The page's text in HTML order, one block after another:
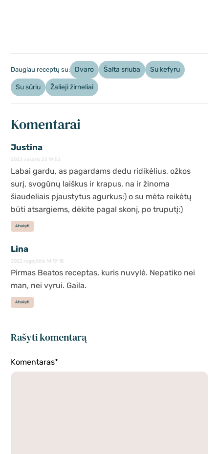
Daugiau receptų su: Dvaro Šalta sriuba Su kefyru
Su sūriu Žalieji žirneliai
Komentarai
Justina
2023 vasario 23 19:53
Labai gardu, as pagardams dedu ridikėlius, ožkos
surį, svogūnų laiškus ir krapus, na ir žinoma
šiaudeliais pjaustytus agurkus:) o su mėta reikėtų
būti atsargiems, dėkite pagal skonį, po truputį:)
Atsakyti
Lina
2022 rugpjūčio 14 19:18
Pirmas Beatos receptas, kuris nuvylė. Nepatiko nei
man, nei vyrui. Gaila.
Atsakyti
Rašyti komentarą
Komentaras*